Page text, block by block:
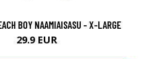
BOY NAAMIAISASU - X-LARGE
29.9 EUR